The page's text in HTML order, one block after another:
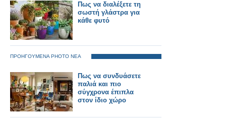
Πως να διαλέξετε τη
σωστή γλάστρα για
κάθε φυτό
ΠΡΟΗΓΟΥΜΕΝΑ PHOTO ΝΕΑ
Πως να συνδυάσετε
παλιά και πιο
σύγχρονα έπιπλα
στον ίδιο χώρο